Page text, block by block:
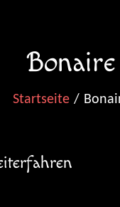
Bonaire
Startseite